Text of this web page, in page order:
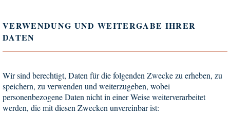
VERWENDUNG UND WEITERGABE IHRER
DATEN
Wir sind berechtigt, Daten für die folgenden Zwecke zu erheben, zu
speichern, zu verwenden und weiterzugeben, wobei
personenbezogene Daten nicht in einer Weise weiterverarbeitet
werden, die mit diesen Zwecken unvereinbar ist: